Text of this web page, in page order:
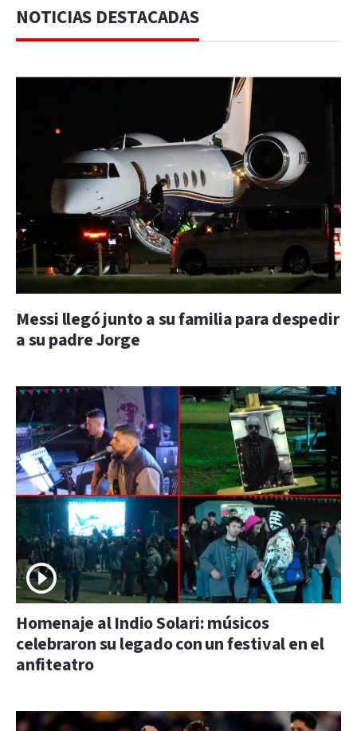
NOTICIAS DESTACADAS
Messi llegó junto a su familia para despedir
a su padre Jorge
Homenaje al Indio Solari: músicos
celebraron su legado con un festival en el
anfiteatro